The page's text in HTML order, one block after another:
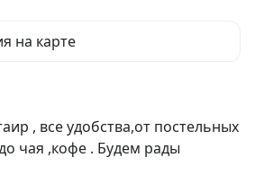
на карте
, все удобства,от постельных
чая ,кофе . Будем рады